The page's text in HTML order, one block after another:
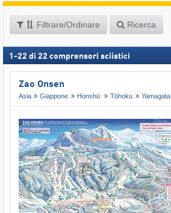
Filtrare/Ordinare Ricerca
1 -22 di 22 comprensori sciistici
Zao Onsen
Asia Giappone Honshū Tōhoku Yamagata